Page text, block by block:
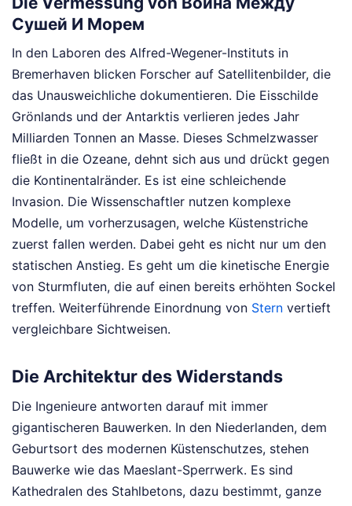
Сушей И Морем
In den Laboren des Alfred-Wegener-Instituts in
Bremerhaven blicken Forscher auf Satellitenbilder, die
das Unausweichliche dokumentieren. Die Eisschilde
Grönlands und der Antarktis verlieren jedes Jahr
Milliarden Tonnen an Masse. Dieses Schmelzwasser
fließt in die Ozeane, dehnt sich aus und drückt gegen
die Kontinentalränder. Es ist eine schleichende
Invasion. Die Wissenschaftler nutzen komplexe
Modelle, um vorherzusagen, welche Küstenstriche
zuerst fallen werden. Dabei geht es nicht nur um den
statischen Anstieg. Es geht um die kinetische Energie
von Sturmfluten, die auf einen bereits erhöhten Sockel
treffen. Weiterführende Einordnung von Stern vertieft
vergleichbare Sichtweisen.
Die Architektur des Widerstands
Die Ingenieure antworten darauf mit immer
gigantischeren Bauwerken. In den Niederlanden, dem
Geburtsort des modernen Küstenschutzes, stehen
Bauwerke wie das Maeslant-Sperrwerk. Es sind
Kathedralen des Stahlbetons, dazu bestimmt, ganze